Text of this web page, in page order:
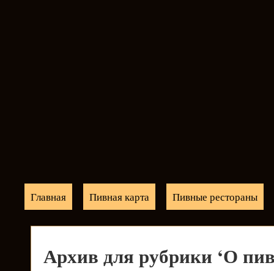
Главная Пивная карта Пивные рестораны
Архив для рубрики ‘О